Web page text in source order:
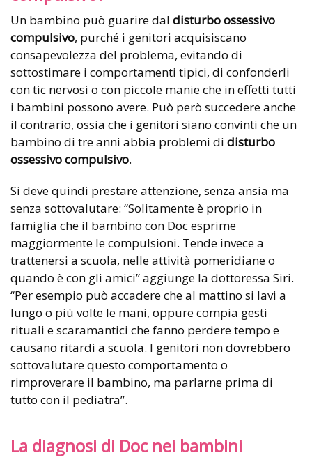
Un bambino può guarire dal disturbo ossessivo
compulsivo, purché i genitori acquisiscano
consapevolezza del problema, evitando di
sottostimare i comportamenti tipici, di confonderli
con tic nervosi o con piccole manie che in effetti tutti
i bambini possono avere. Può però succedere anche
il contrario, ossia che i genitori siano convinti che un
bambino di tre anni abbia problemi di disturbo
ossessivo compulsivo.
Si deve quindi prestare attenzione, senza ansia ma
senza sottovalutare: “Solitamente è proprio in
famiglia che il bambino con Doc esprime
maggiormente le compulsioni. Tende invece a
trattenersi a scuola, nelle attività pomeridiane o
quando è con gli amici” aggiunge la dottoressa Siri.
“Per esempio può accadere che al mattino si lavi a
lungo o più volte le mani, oppure compia gesti
rituali e scaramantici che fanno perdere tempo e
causano ritardi a scuola. I genitori non dovrebbero
sottovalutare questo comportamento o
rimproverare il bambino, ma parlarne prima di
tutto con il pediatra”.
La diagnosi di Doc nei bambini